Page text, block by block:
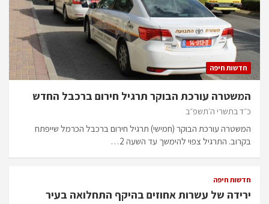
חדשות חיפה
המשטרה עורכת הבוקר תרגיל חירום ברכבל החדש
כ״ד בתשרי ה׳תשפ״ב
המשטרה עורכת הבוקר (חמישי) תרגיל חירום ברכבל הכרמל שייפתח
בקרוב. התרגיל צפוי להימשך עד השעה 2…
חדשות חיפה
ירידה של עשרות אחוזים בהיקף התחלואה בעיר